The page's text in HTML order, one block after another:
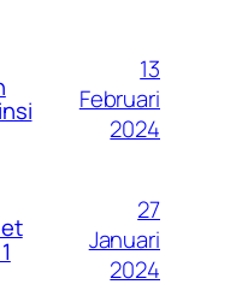
13
Februari
2024
27
Januari
2024